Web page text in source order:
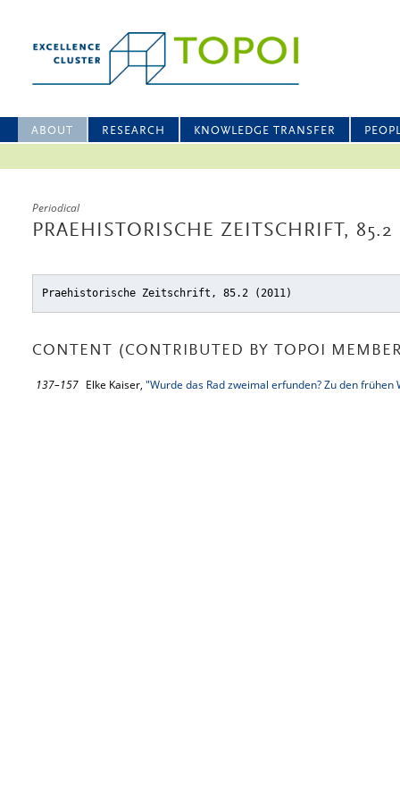
ABOUT RESEARCH KNOWLEDGE TRANSFER
Periodical
PRAEHISTORISCHE ZEITSCHRIFT, 85.2
Praehistorische Zeitschrift, 85.2 (2011)
CONTENT (CONTRIBUTED BY TOPOI
137–157 Elke Kaiser, "Wurde das Rad zweimal erfunden? Zu den